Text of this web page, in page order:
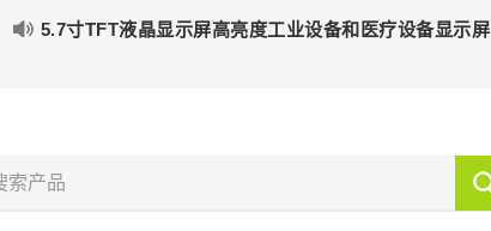
5.7寸TFT液晶显示屏高亮度工业设备和医疗设备显示屏